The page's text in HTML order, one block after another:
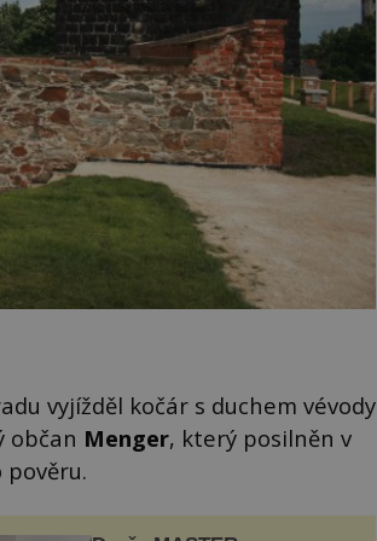
vyjížděl kočár s duchem vévody
občan Menger, který posilněn v